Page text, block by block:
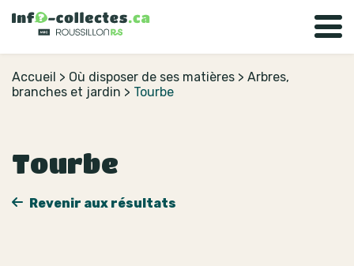
Accueil > Où disposer de ses matières > Arbres,
branches et jardin > Tourbe
Tourbe
Revenir aux résultats